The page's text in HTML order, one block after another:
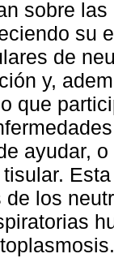
sobre
su
de
y,
que
ayudar,
de los